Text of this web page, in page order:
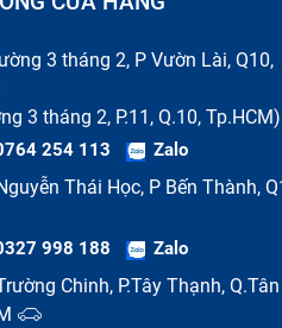
đang tìm dịch vụ thay pin
chọn hàng đầu mà bạn có
cao bởi dịch vụ chuyên
là những lợi ích và dịch
Bảo Hành One:
chính hãng, chất lượng
3 tháng 2, P Vườn Lài, Q10,
3 tháng 2, P.11, Q.10, Tp.HCM)
254 113 Zalo
Thái Học, P Bến Thành,
998 188 Zalo
Chinh, P.Tây Thạnh, Q.Tân